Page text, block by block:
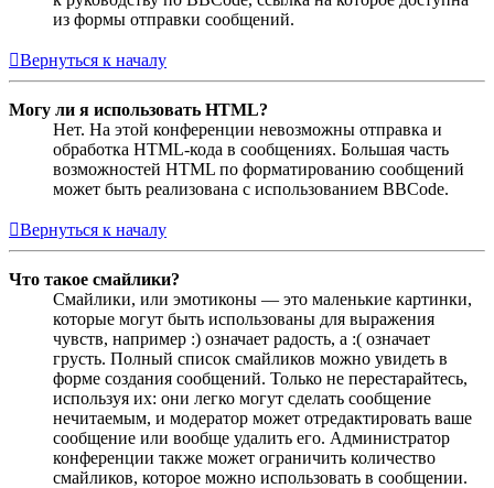
из формы отправки сообщений.
Вернуться к началу
Могу ли я использовать HTML?
Нет. На этой конференции невозможны отправка и
обработка HTML-кода в сообщениях. Большая часть
возможностей HTML по форматированию сообщений
может быть реализована с использованием BBCode.
Вернуться к началу
Что такое смайлики?
Смайлики, или эмотиконы — это маленькие картинки,
которые могут быть использованы для выражения
чувств, например :) означает радость, а :( означает
грусть. Полный список смайликов можно увидеть в
форме создания сообщений. Только не перестарайтесь,
используя их: они легко могут сделать сообщение
нечитаемым, и модератор может отредактировать ваше
сообщение или вообще удалить его. Администратор
конференции также может ограничить количество
смайликов, которое можно использовать в сообщении.